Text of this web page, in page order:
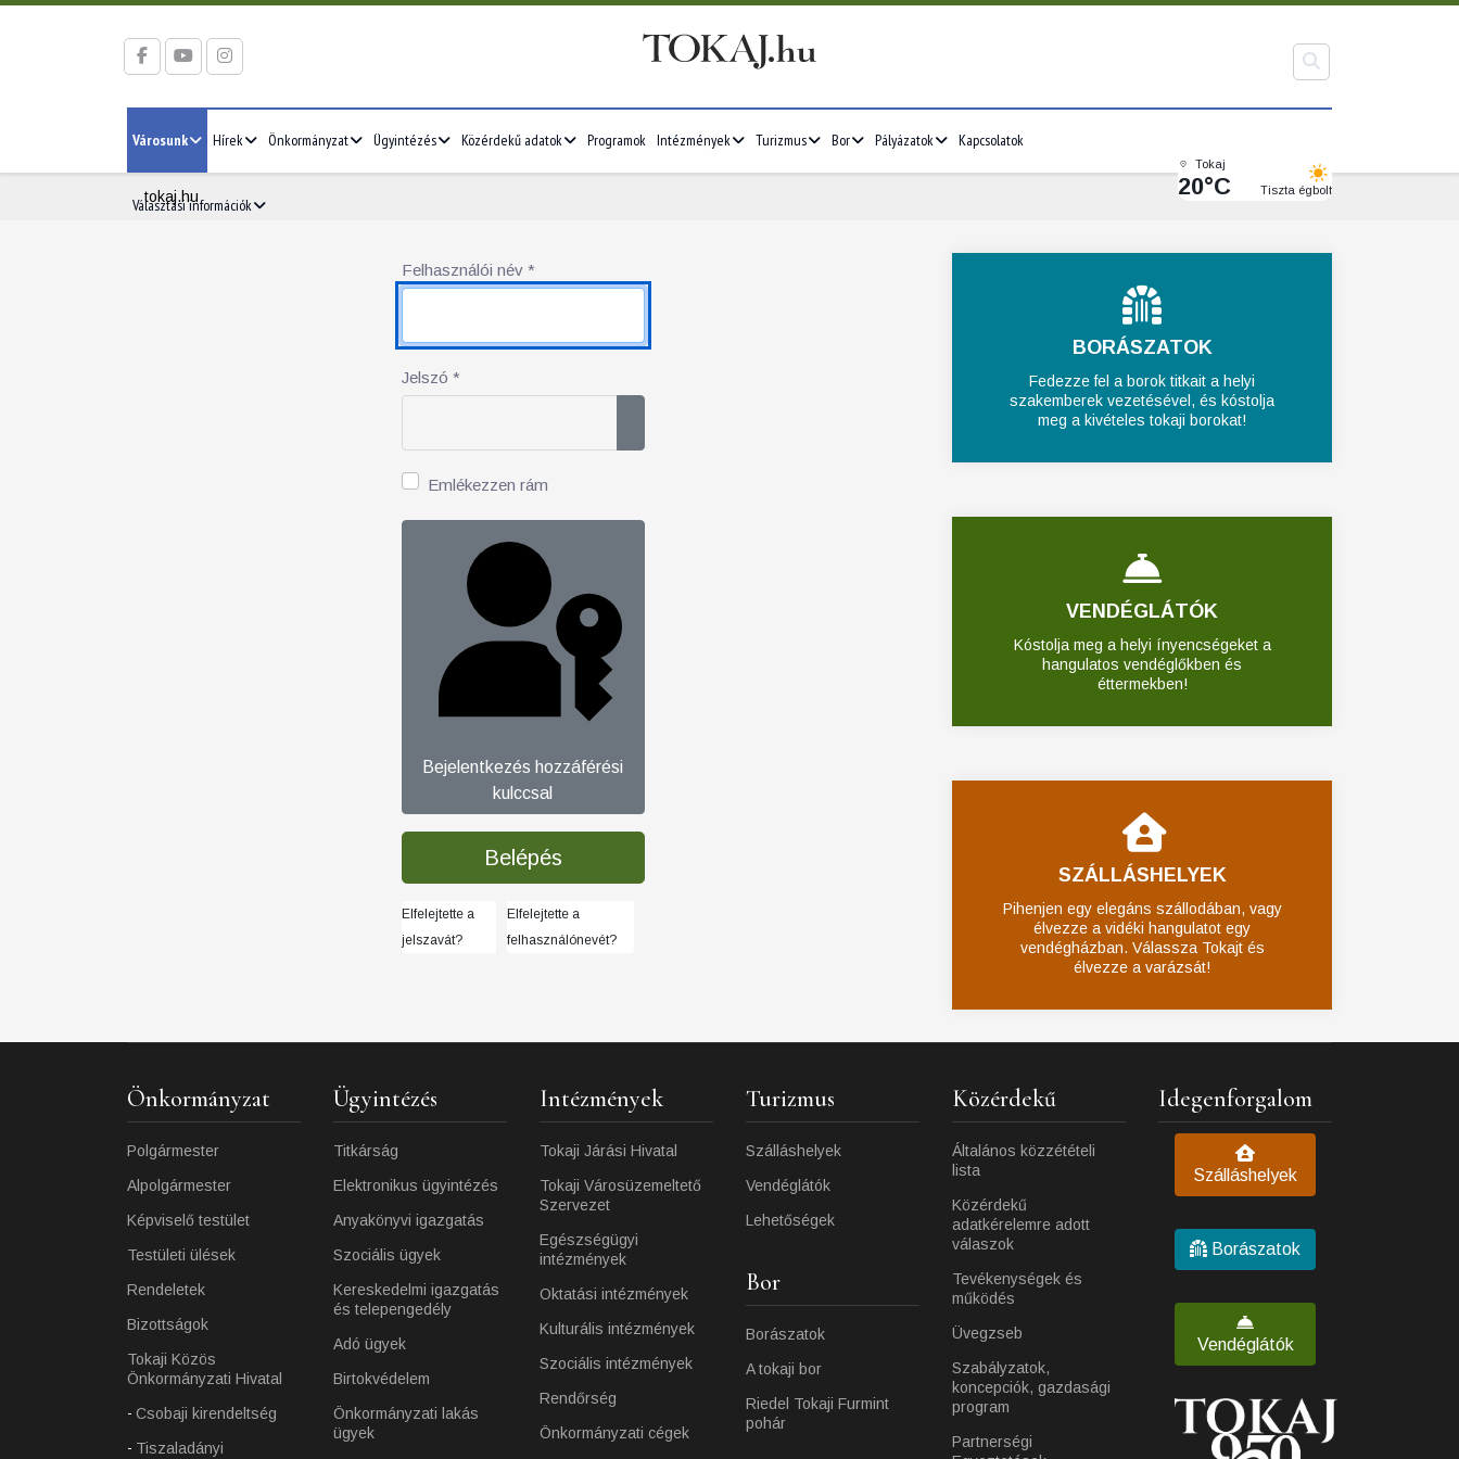
Városunk Hírek Önkormányzat Ügyintézés Közérdekű adatok Programok Intézmények Turizmus Bor Pályázatok Kapcsolatok
Választási információk
Tokaj
20°C Tiszta égbolt
tokaj.hu
Felhasználói név *
Jelszó *
Emlékezzen rám
Bejelentkezés hozzáférési
kulccsal
Belépés
Elfelejtette a
jelszavát?
Elfelejtette a
felhasználónevét?
BORÁSZATOK
Fedezze fel a borok titkait a helyi
szakemberek vezetésével, és kóstolja
meg a kivételes tokaji borokat!
VENDÉGLÁTÓK
Kóstolja meg a helyi ínyencségeket a
hangulatos vendéglőkben és
éttermekben!
SZÁLLÁSHELYEK
Pihenjen egy elegáns szállodában, vagy
élvezze a vidéki hangulatot egy
vendégházban. Válassza Tokajt és
élvezze a varázsát!
Önkormányzat
Polgármester
Alpolgármester
Képviselő testület
Testületi ülések
Rendeletek
Bizottságok
Tokaji Közös
Önkormányzati Hivatal
Csobaji kirendeltség
Tiszaladányi
Ügyintézés
Titkárság
Elektronikus ügyintézés
Anyakönyvi igazgatás
Szociális ügyek
Kereskedelmi igazgatás
és telepengedély
Adó ügyek
Birtokvédelem
Önkormányzati lakás
ügyek
Intézmények
Tokaji Járási Hivatal
Tokaji Városüzemeltető
Szervezet
Egészségügyi
intézmények
Oktatási intézmények
Kulturális intézmények
Szociális intézmények
Rendőrség
Önkormányzati cégek
Turizmus
Szálláshelyek
Vendéglátók
Lehetőségek
Bor
Borászatok
A tokaji bor
Riedel Tokaji Furmint
pohár
Közérdekű
Általános közzétételi
lista
Közérdekű
adatkérelemre adott
válaszok
Tevékenységek és
működés
Üvegzseb
Szabályzatok,
koncepciók, gazdasági
program
Partnerségi
Idegenforgalom
Szálláshelyek
Borászatok
Vendéglátók